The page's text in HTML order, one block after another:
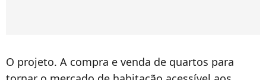
O projeto. A compra e venda de quartos para